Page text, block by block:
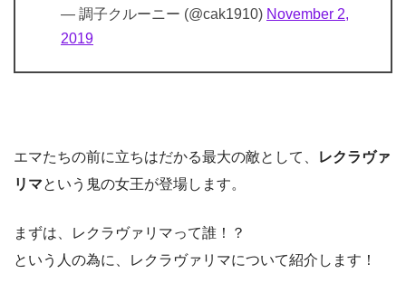
— 調子クルーニー (@cak1910) November 2,
2019
エマたちの前に立ちはだかる最大の敵として、
レクラヴァ
リマという鬼の女王が登場します。
まずは、レクラヴァリマって誰！？
という人の為に、レクラヴァリマについて紹介します！